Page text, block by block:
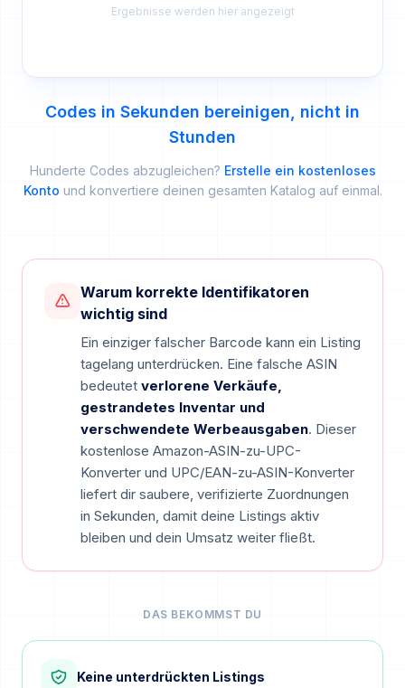
Ergebnisse werden hier angezeigt
Codes in Sekunden bereinigen, nicht in
Stunden
Hunderte Codes abzugleichen? Erstelle ein kostenloses
Konto und konvertiere deinen gesamten Katalog auf einmal.
Warum korrekte Identifikatoren
wichtig sind
Ein einziger falscher Barcode kann ein Listing
tagelang unterdrücken. Eine falsche ASIN
bedeutet verlorene Verkäufe,
gestrandetes Inventar und
verschwendete Werbeausgaben. Dieser
kostenlose Amazon-ASIN-zu-UPC-
Konverter und UPC/EAN-zu-ASIN-Konverter
liefert dir saubere, verifizierte Zuordnungen
in Sekunden, damit deine Listings aktiv
bleiben und dein Umsatz weiter fließt.
DAS BEKOMMST DU
Keine unterdrückten Listings